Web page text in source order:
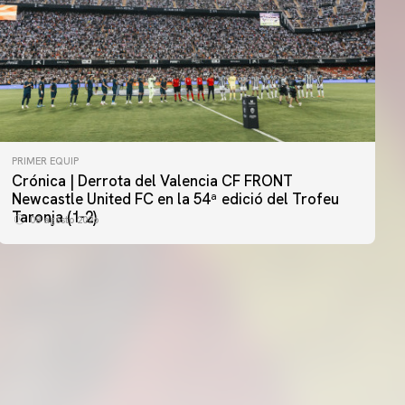
PRIMER EQUIP
Crónica | Derrota del Valencia CF FRONT
Newcastle United FC en la 54ª edició del Trofeu
Taronja (1-2)
08 agosto 2026
PRIMER EQUIP
MESTALLA 📍